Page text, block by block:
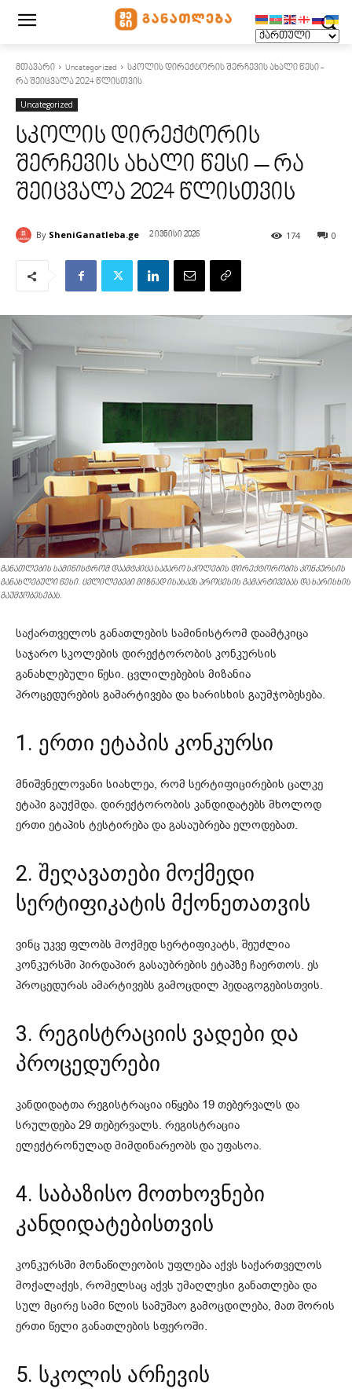
მთავარი Uncategorized
სკოლის დირექტორის შერჩევის ახალი წესი -
რა შეიცვალა 2024 წლისთვის
Uncategorized
სკოლის დირექტორის
შერჩევის ახალი წესი – რა
შეიცვალა 2024 წლისთვის
By SheniGanatleba.ge 2 ივნისი 2026 0
174
განათლების სამინისტრომ დაამტკიცა საჯარო სკოლების დირექტორობის კონკურსის
განახლებული წესი. ცვლილებები მიზნად ისახავს პროცესის გამარტივებას და ხარისხის
გაუმჯობესებას.
საქართველოს განათლების სამინისტრომ დაამტკიცა
საჯარო სკოლების დირექტორობის კონკურსის
განახლებული წესი. ცვლილებების მიზანია
პროცედურების გამარტივება და ხარისხის გაუმჯობესება.
1. ერთი ეტაპის კონკურსი
მნიშვნელოვანი სიახლეა, რომ სერტიფიცირების ცალკე
ეტაპი გაუქმდა. დირექტორობის კანდიდატებს მხოლოდ
ერთი ეტაპის ტესტირება და გასაუბრება ელოდებათ.
2. შეღავათები მოქმედი
სერტიფიკატის მქონეთათვის
ვინც უკვე ფლობს მოქმედ სერტიფიკატს, შეუძლია
კონკურსში პირდაპირ გასაუბრების ეტაპზე ჩაერთოს. ეს
პროცედურას ამარტივებს გამოცდილ პედაგოგებისთვის.
3. რეგისტრაციის ვადები და
პროცედურები
კანდიდატთა რეგისტრაცია იწყება 19 თებერვალს და
სრულდება 29 თებერვალს. რეგისტრაცია
ელექტრონულად მიმდინარეობს და უფასოა.
4. საბაზისო მოთხოვნები
კანდიდატებისთვის
კონკურსში მონაწილეობის უფლება აქვს საქართველოს
მოქალაქეს, რომელსაც აქვს უმაღლესი განათლება და
სულ მცირე სამი წლის სამუშაო გამოცდილება, მათ შორის
ერთი წელი განათლების სფეროში.
5. სკოლის არჩევის